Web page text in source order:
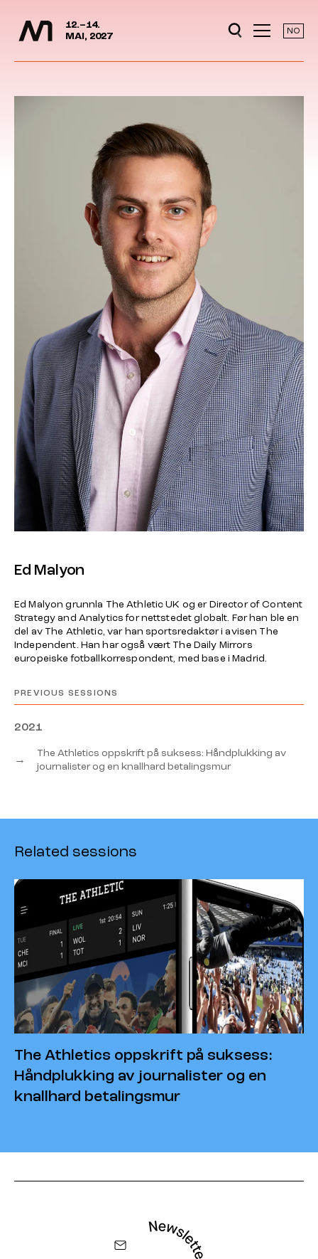
Jump to content
12.–14.
MAI, 2027
NO
Ed Malyon
Ed Malyon grunnla The Athletic UK og er Director of Content
Strategy and Analytics for nettstedet globalt. Før han ble en
del av The Athletic, var han sportsredaktør i avisen The
Independent. Han har også vært The Daily Mirrors
europeiske fotballkorrespondent, med base i Madrid.
PREVIOUS SESSIONS
2021
→
The Athletics oppskrift på suksess: Håndplukking av
journalister og en knallhard betalingsmur
Related sessions
The Athletics oppskrift på suksess:
Håndplukking av journalister og en
knallhard betalingsmur